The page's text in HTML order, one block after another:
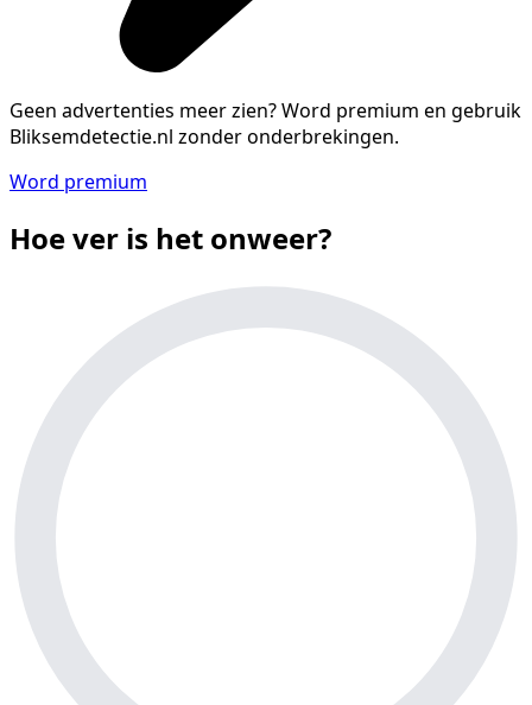
Geen advertenties meer zien?Word premium en gebruik
Bliksemdetectie.nl zonder onderbrekingen.
Word premium
Hoe ver is het onweer?